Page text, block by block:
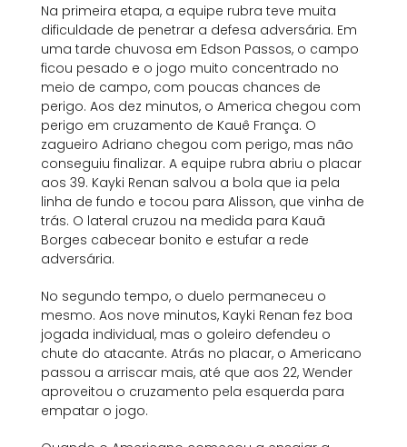
Na primeira etapa, a equipe rubra teve muita
dificuldade de penetrar a defesa adversária. Em
uma tarde chuvosa em Edson Passos, o campo
ficou pesado e o jogo muito concentrado no
meio de campo, com poucas chances de
perigo. Aos dez minutos, o America chegou com
perigo em cruzamento de Kauê França. O
zagueiro Adriano chegou com perigo, mas não
conseguiu finalizar. A equipe rubra abriu o placar
aos 39. Kayki Renan salvou a bola que ia pela
linha de fundo e tocou para Alisson, que vinha de
trás. O lateral cruzou na medida para Kauã
Borges cabecear bonito e estufar a rede
adversária.
No segundo tempo, o duelo permaneceu o
mesmo. Aos nove minutos, Kayki Renan fez boa
jogada individual, mas o goleiro defendeu o
chute do atacante. Atrás no placar, o Americano
passou a arriscar mais, até que aos 22, Wender
aproveitou o cruzamento pela esquerda para
empatar o jogo.